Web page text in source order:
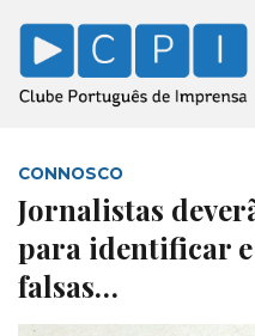
CONNOSCO
Jornalistas
para identificar
falsas…